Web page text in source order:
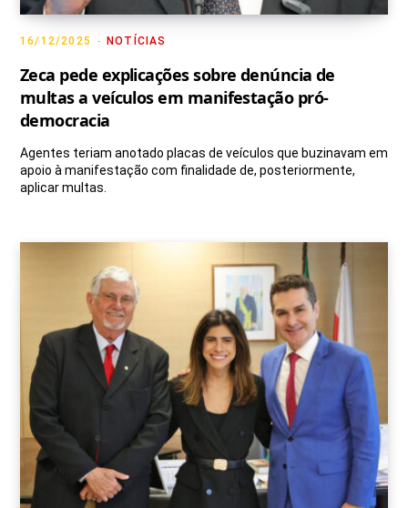
NOTÍCIAS
16/12/2025
Zeca pede explicações sobre denúncia de
multas a veículos em manifestação pró-
democracia
Agentes teriam anotado placas de veículos que buzinavam em
apoio à manifestação com finalidade de, posteriormente,
aplicar multas.